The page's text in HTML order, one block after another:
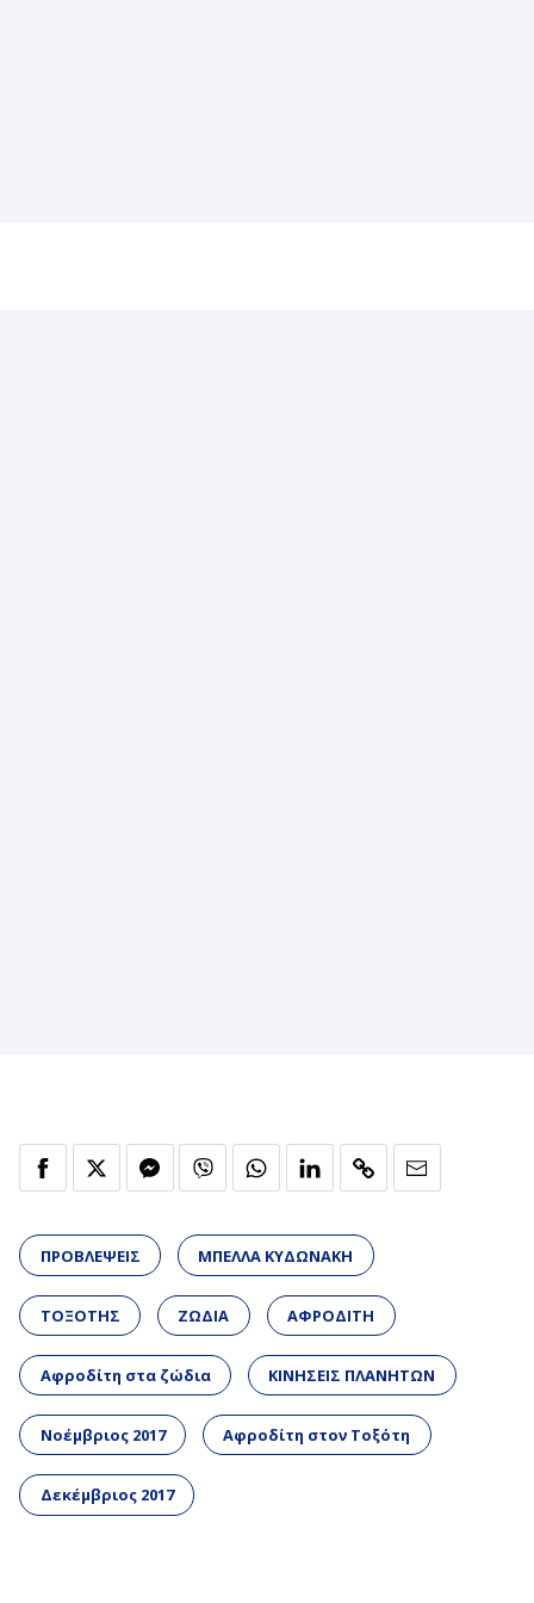
ΠΡΟΒΛΕΨΕΙΣ ΜΠΕΛΛΑ ΚΥΔΩΝΑΚΗ
ΤΟΞΟΤΗΣ ΖΩΔΙΑ ΑΦΡΟΔΙΤΗ
Αφροδίτη στα ζώδια ΚΙΝΗΣΕΙΣ ΠΛΑΝΗΤΩΝ
Νοέμβριος 2017 Αφροδίτη στον Τοξότη
Δεκέμβριος 2017